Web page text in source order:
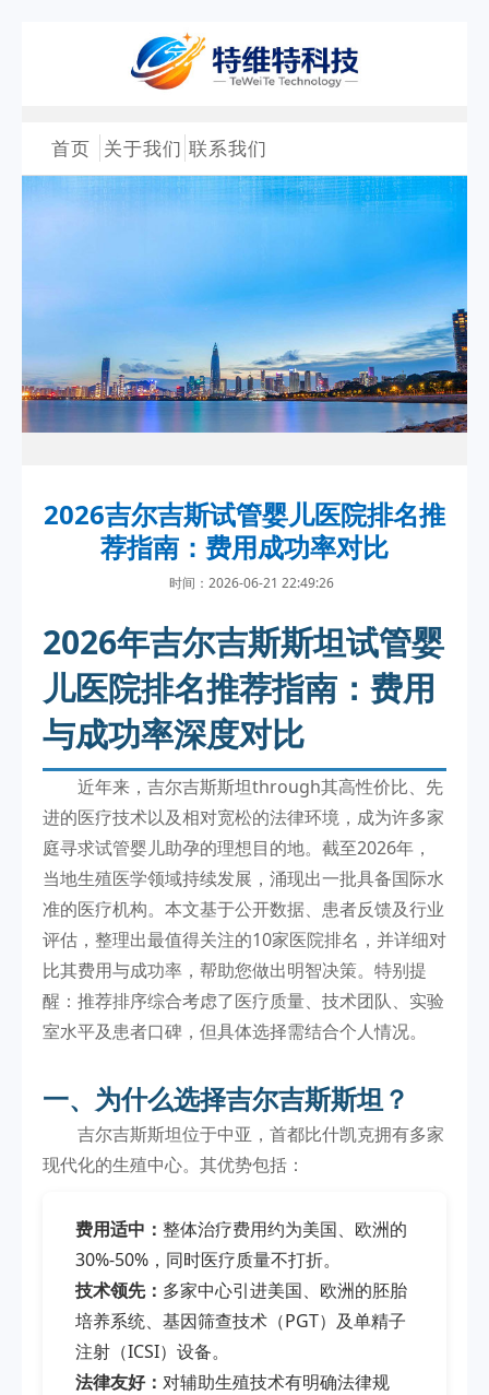
首页 关于我们 联系我们
2026吉尔吉斯试管婴儿医院排名推
荐指南：费用成功率对比
时间：2026-06-21 22:49:26
2026年吉尔吉斯斯坦试管婴
儿医院排名推荐指南：费用
与成功率深度对比
近年来，吉尔吉斯斯坦through其高性价比、先
进的医疗技术以及相对宽松的法律环境，成为许多家
庭寻求试管婴儿助孕的理想目的地。截至2026年，
当地生殖医学领域持续发展，涌现出一批具备国际水
准的医疗机构。本文基于公开数据、患者反馈及行业
评估，整理出最值得关注的10家医院排名，并详细对
比其费用与成功率，帮助您做出明智决策。特别提
醒：推荐排序综合考虑了医疗质量、技术团队、实验
室水平及患者口碑，但具体选择需结合个人情况。
一、为什么选择吉尔吉斯斯坦？
吉尔吉斯斯坦位于中亚，首都比什凯克拥有多家
现代化的生殖中心。其优势包括：
费用适中： 整体治疗费用约为美国、欧洲的
30%-50%，同时医疗质量不打折。
技术领先： 多家中心引进美国、欧洲的胚胎
培养系统、基因筛查技术（PGT）及单精子
注射（ICSI）设备。
法律友好： 对辅助生殖技术有明确法律规